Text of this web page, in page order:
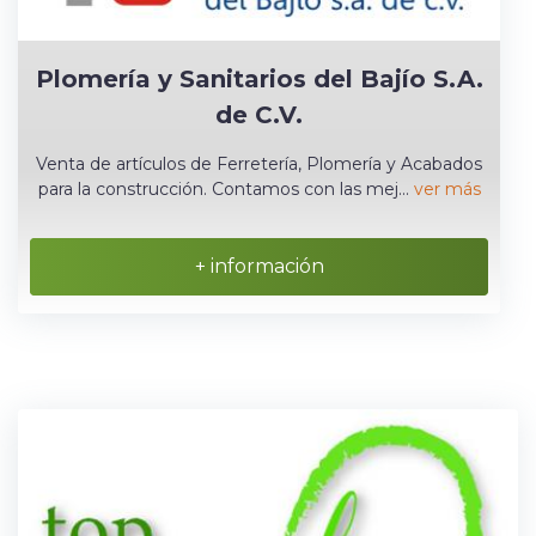
Plomería y Sanitarios del Bajío S.A.
de C.V.
Venta de artículos de Ferretería, Plomería y Acabados
para la construcción. Contamos con las mej... ver más
+ información